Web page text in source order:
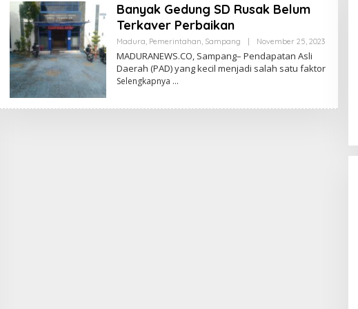
Banyak Gedung SD Rusak Belum
Terkaver Perbaikan
Madura, Pemerintahan, Sampang November 25, 2023Oleh
MADURANEWS.CO, Sampang– Pendapatan Asli
Daerah (PAD) yang kecil menjadi salah satu faktor
Selengkapnya